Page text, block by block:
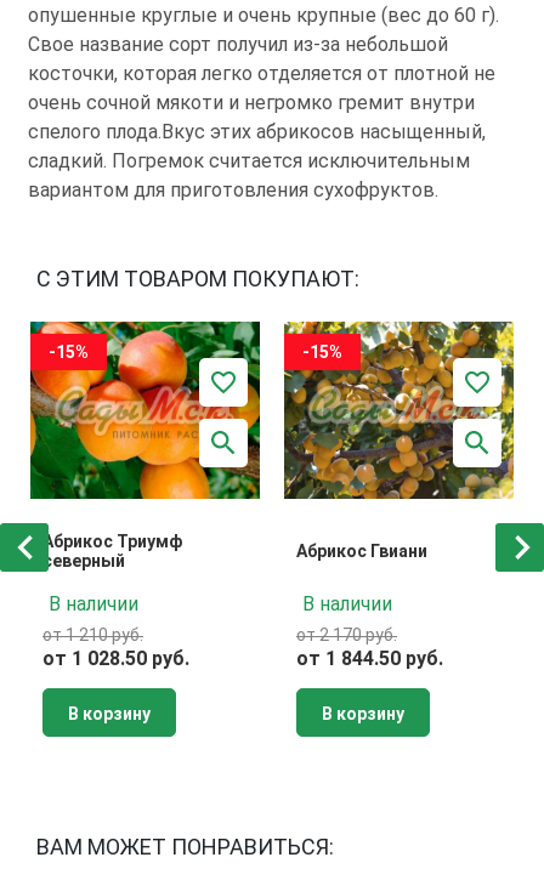
опушенные круглые и очень крупные (вес до 60 г).
Свое название сорт получил из-за небольшой
косточки, которая легко отделяется от плотной не
очень сочной мякоти и негромко гремит внутри
спелого плода.Вкус этих абрикосов насыщенный,
сладкий. Погремок считается исключительным
вариантом для приготовления сухофруктов.
С ЭТИМ ТОВАРОМ ПОКУПАЮТ:
-15%
Абрикос Триумф
северный
В наличии
от 1 210 руб.
от 1 028.50 руб.
В корзину
-15%
Абрикос Гвиани
В наличии
от 2 170 руб.
от 1 844.50 руб.
В корзину
ВАМ МОЖЕТ ПОНРАВИТЬСЯ: